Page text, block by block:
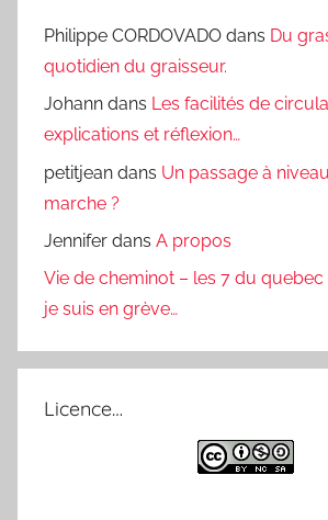
Philippe CORDOVADO dans Du
quotidien du graisseur.
Johann dans Les facilités de
explications et réflexion…
petitjean dans Un passage à
marche ?
Jennifer dans A propos
Vie de cheminot – les 7 du quebec
je suis en grève…
Licence…